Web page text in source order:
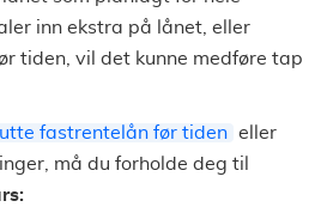
inn ekstra på lånet, eller
tiden, vil det kunne medføre tap
fastrentelån før tiden eller
må du forholde deg til